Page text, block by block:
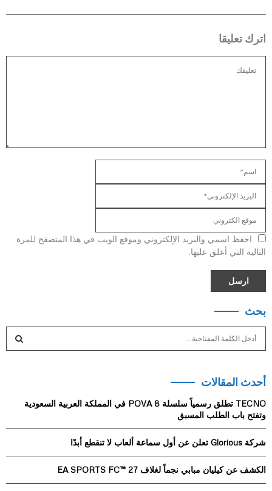
اترك تعليقا
احفظ اسمي والبريد الإلكتروني وموقع الويب في هذا المتصفح للمرة
التالية التي أعلق عليها.
بحث
c
f
o
:
C
H
أحدث المقالات
TECNO تطلق رسمياً سلسلة POVA 8 في المملكة العربية السعودية
وتفتح باب الطلب المسبق
شركة Glorious تعلن عن أول سماعة ألعاب لا تنقطع أبدًا
الكشف عن كيليان مبابي نجماً لغلاف EA SPORTS FC™ 27